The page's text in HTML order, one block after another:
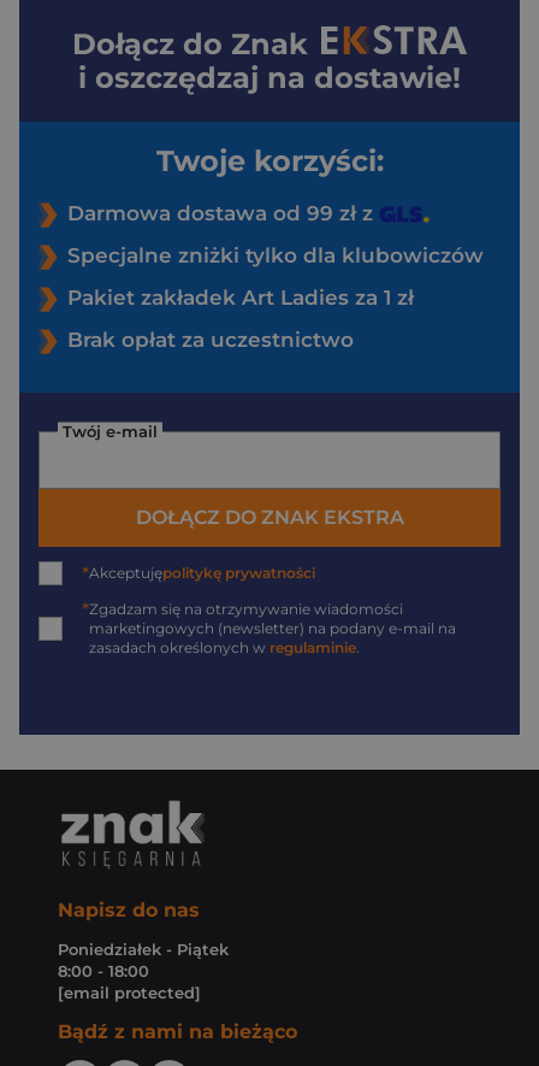
Dołącz do Znak
i oszczędzaj na dostawie!
Twoje korzyści:
Darmowa dostawa od 99 zł z
Specjalne zniżki tylko dla klubowiczów
Pakiet zakładek Art Ladies za 1 zł
Brak opłat za uczestnictwo
Twój e-mail
DOŁĄCZ DO ZNAK EKSTRA
*Akceptujępolitykę prywatności
*Zgadzam się na otrzymywanie wiadomości
marketingowych (newsletter) na podany e-mail na
zasadach określonych w regulaminie.
Napisz do nas
Poniedziałek - Piątek
8:00 - 18:00
[email protected]
Bądź z nami na bieżąco